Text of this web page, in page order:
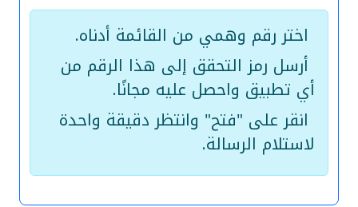
اختر رقم وهمي من القائمة أدناه.
أرسل رمز التحقق إلى هذا الرقم من
أي تطبيق واحصل عليه مجانًا.
انقر على "فتح" وانتظر دقيقة واحدة
لاستلام الرسالة.